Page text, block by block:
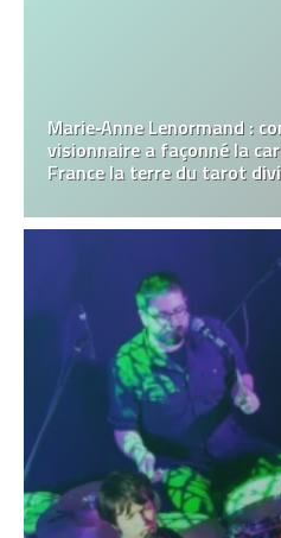
Marie‑Anne Lenormand :
visionnaire a façonné la
France la terre du tarot